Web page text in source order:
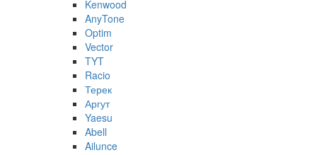
Kenwood
AnyTone
Optim
Vector
TYT
Racio
Терек
Аргут
Yaesu
Abell
Ailunce